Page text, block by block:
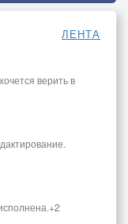
ЛЕНТА
верить в